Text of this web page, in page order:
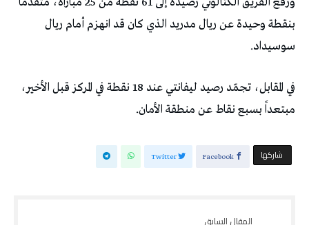
بنقطة وحيدة عن ريال مدريد الذي كان قد انهزم أمام ريال
سوسيداد.
في المقابل، تجمّد رصيد ليفانتي عند 18 نقطة في المركز قبل الأخير،
مبتعداً بسبع نقاط عن منطقة الأمان.
‫‫ شاركها‬ Facebook
Twitter